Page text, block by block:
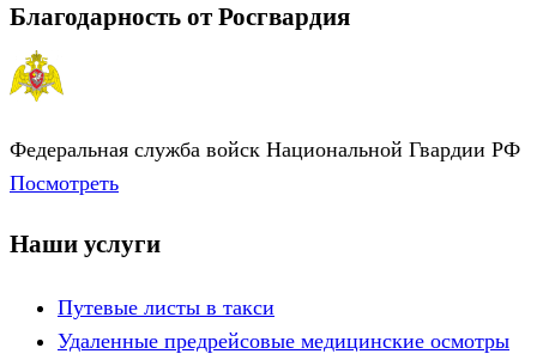
Благодарность от Росгвардия
Федеральная служба войск Национальной Гвардии РФ
Посмотреть
Наши услуги
Путевые листы в такси
Удаленные предрейсовые медицинские осмотры